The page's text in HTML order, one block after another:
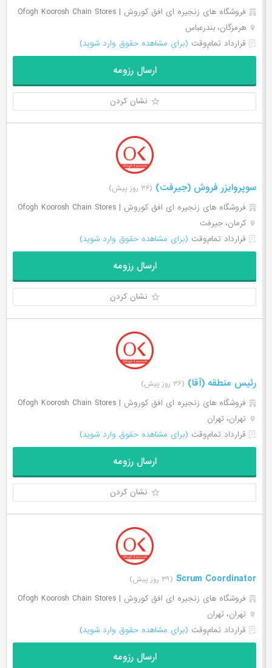
فروشگاه های زنجیره ای افق کوروش | Ofogh Koorosh Chain Stores
هرمزگان، بندرعباس
قرارداد تمام‌وقت (برای مشاهده حقوق وارد شوید)
ارسال رزومه
نشان کردن
سوپروایزر فروش (جیرفت) (۳۶ روز پیش)
فروشگاه های زنجیره ای افق کوروش | Ofogh Koorosh Chain Stores
کرمان، جیرفت
قرارداد تمام‌وقت (برای مشاهده حقوق وارد شوید)
ارسال رزومه
نشان کردن
رئیس منطقه (آقا) (۳۶ روز پیش)
فروشگاه های زنجیره ای افق کوروش | Ofogh Koorosh Chain Stores
تهران، تهران
قرارداد تمام‌وقت (برای مشاهده حقوق وارد شوید)
ارسال رزومه
نشان کردن
Scrum Coordinator (۳۹ روز پیش)
فروشگاه های زنجیره ای افق کوروش | Ofogh Koorosh Chain Stores
تهران، تهران
قرارداد تمام‌وقت (برای مشاهده حقوق وارد شوید)
ارسال رزومه